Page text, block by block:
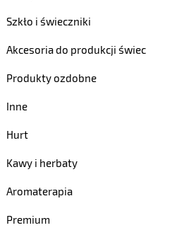
Szkło i świeczniki
Akcesoria do produkcji świec
Produkty ozdobne
Inne
Hurt
Kawy i herbaty
Aromaterapia
Premium